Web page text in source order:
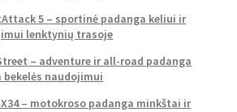
5 – sportinė padanga keliui ir
lenktynių trasoje
– adventure ir all-road padanga
bekelės naudojimui
– motokroso padanga minkštai ir